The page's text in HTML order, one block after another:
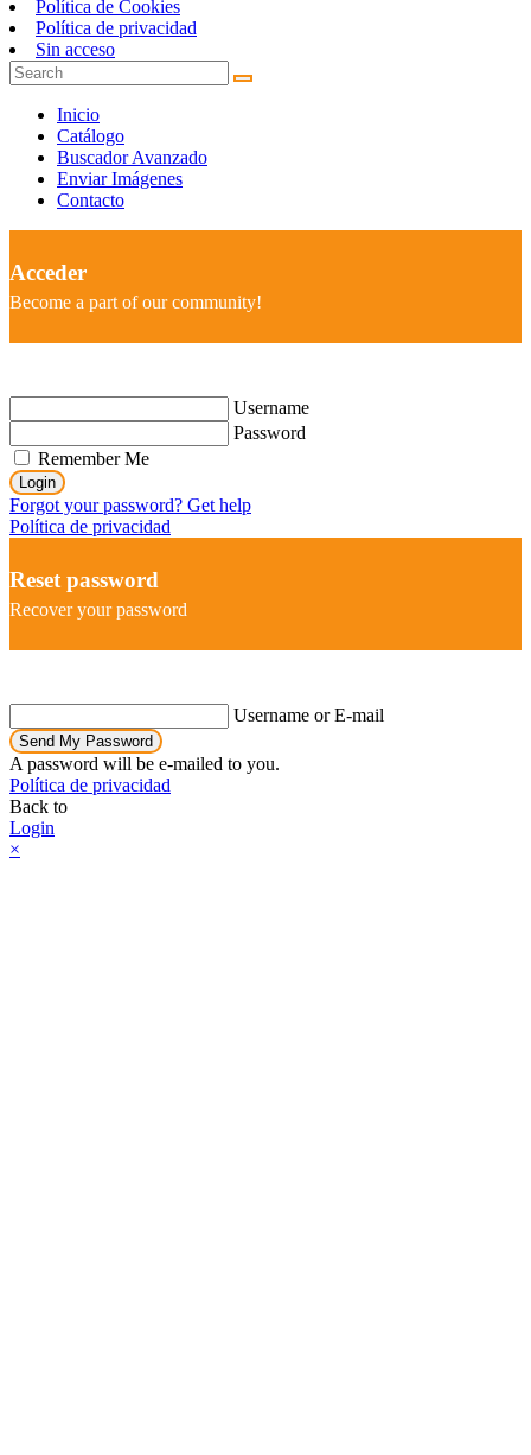
Política de Cookies
Política de privacidad
Sin acceso
Inicio
Catálogo
Buscador Avanzado
Enviar Imágenes
Contacto
Acceder
Become a part of our community!
Username
Password
Remember Me
Login
Forgot your password? Get help
Política de privacidad
Reset password
Recover your password
Username or E-mail
Send My Password
A password will be e-mailed to you.
Política de privacidad
Back to
Login
×